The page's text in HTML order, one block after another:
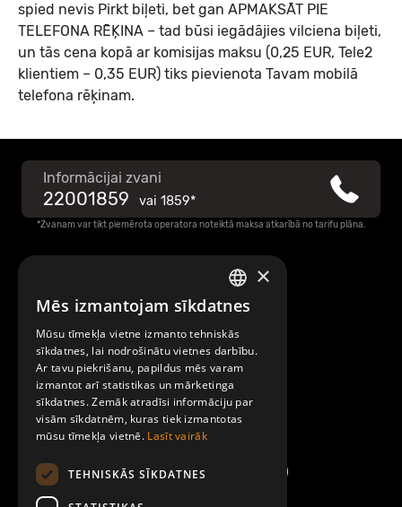
spied nevis Pirkt biļeti, bet gan APMAKSĀT PIE
TELEFONA RĒĶINA – tad būsi iegādājies vilciena biļeti,
un tās cena kopā ar komisijas maksu (0,25 EUR, Tele2
klientiem – 0,35 EUR) tiks pievienota Tavam mobilā
telefona rēķinam.
Informācijai zvani
22001859 vai 1859*
*Zvanam var tikt piemērota operatora noteiktā maksa atkarībā no tarifu plāna.
Par Mobilly
Noteikumi un līgumi
Kontakti
LATVIAN
ENGLISH
×
Mēs izmantojam sīkdatnes
Mūsu tīmekļa vietne izmanto tehniskās
sīkdatnes, lai nodrošinātu vietnes darbību.
Ar tavu piekrišanu, papildus mēs varam
izmantot arī statistikas un mārketinga
sīkdatnes. Zemāk atradīsi informāciju par
visām sīkdatnēm, kuras tiek izmantotas
mūsu tīmekļa vietnē. Lasīt vairāk
TEHNISKĀS SĪKDATNES